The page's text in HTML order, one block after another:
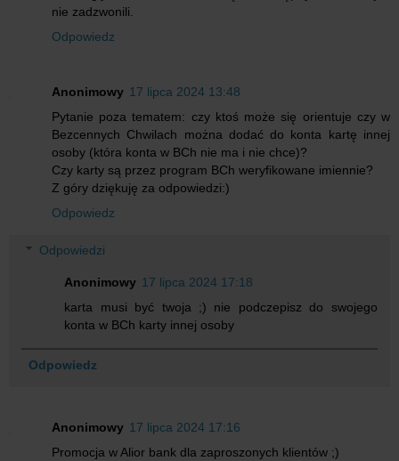
nie zadzwonili.
Odpowiedz
Anonimowy 17 lipca 2024 13:48
Pytanie poza tematem: czy ktoś może się orientuje czy w
Bezcennych Chwilach można dodać do konta kartę innej
osoby (która konta w BCh nie ma i nie chce)?
Czy karty są przez program BCh weryfikowane imiennie?
Z góry dziękuję za odpowiedzi:)
Odpowiedz
Odpowiedzi
Anonimowy 17 lipca 2024 17:18
karta musi być twoja ;) nie podczepisz do swojego
konta w BCh karty innej osoby
Odpowiedz
Anonimowy 17 lipca 2024 17:16
Promocja w Alior bank dla zaproszonych klientów ;)